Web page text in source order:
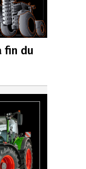
fin du